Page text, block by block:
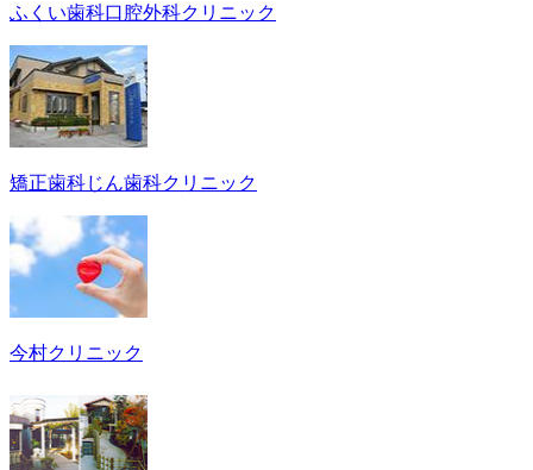
ふくい歯科口腔外科クリニック
矯正歯科じん歯科クリニック
今村クリニック